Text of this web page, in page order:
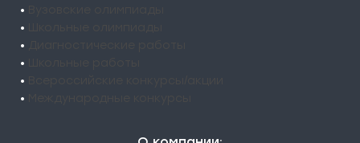
•
•
•
•
•
•